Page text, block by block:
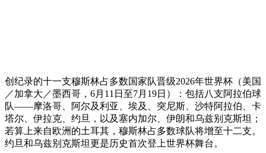
创纪录的十一支穆斯林占多数国家队晋级2026年世界杯（美国
／加拿大／墨西哥，6月11日至7月19日）：包括八支阿拉伯球
队——摩洛哥、阿尔及利亚、埃及、突尼斯、沙特阿拉伯、卡
塔尔、伊拉克、约旦，以及塞内加尔、伊朗和乌兹别克斯坦；
若算上来自欧洲的土耳其，穆斯林占多数球队将增至十二支。
约旦和乌兹别克斯坦更是历史首次登上世界杯舞台。